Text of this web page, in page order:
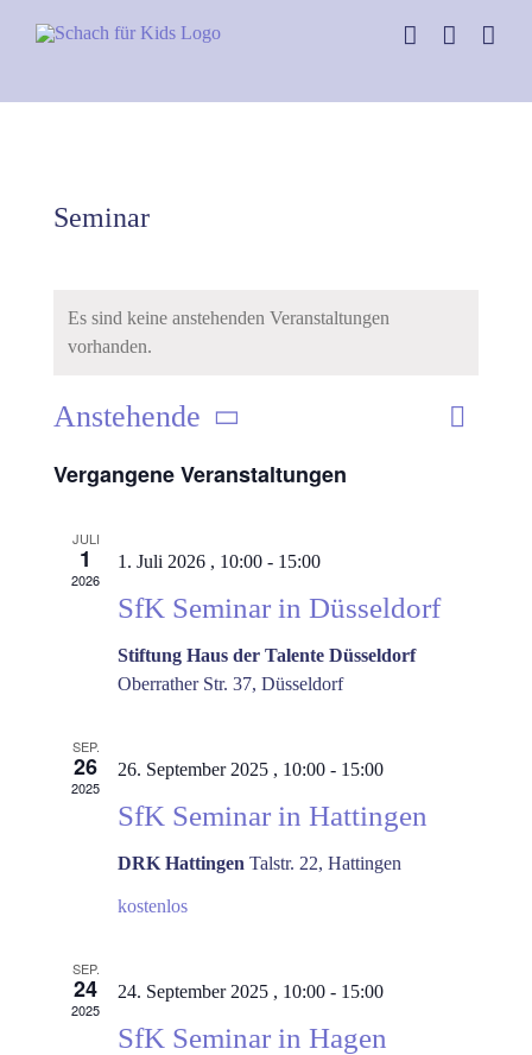
Seminar
Es sind keine anstehenden Veranstaltungen
vorhanden.
Liste
Anstehende
wählen.
Vergangene Veranstaltungen
JULI
1
2026
1. Juli 2026 , 10:00 - 15:00
SfK Seminar in Düsseldorf
Stiftung Haus der Talente Düsseldorf
Oberrather Str. 37, Düsseldorf
SEP.
26
2025
26. September 2025 , 10:00 - 15:00
SfK Seminar in Hattingen
DRK Hattingen Talstr. 22, Hattingen
kostenlos
SEP.
24
2025
24. September 2025 , 10:00 - 15:00
SfK Seminar in Hagen